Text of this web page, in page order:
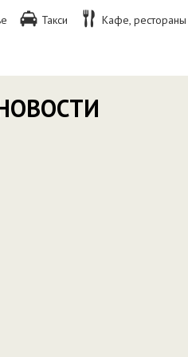
Такси Кафе, рестораны